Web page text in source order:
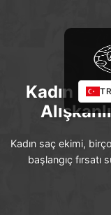
TR
Kadın
Kadın saç ekimi,
başlangıç fırsatı